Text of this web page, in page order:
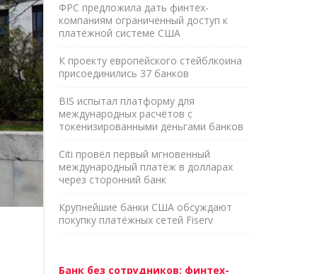
ФРС предложила дать финтех-
компаниям ограниченный доступ к
платёжной системе США
К проекту европейского стейблкоина
присоединились 37 банков
BIS испытал платформу для
международных расчётов с
токенизированными деньгами банков
Citi провёл первый мгновенный
международный платёж в долларах
через сторонний банк
Крупнейшие банки США обсуждают
покупку платёжных сетей Fiserv
Банк без сотрудников: финтех-